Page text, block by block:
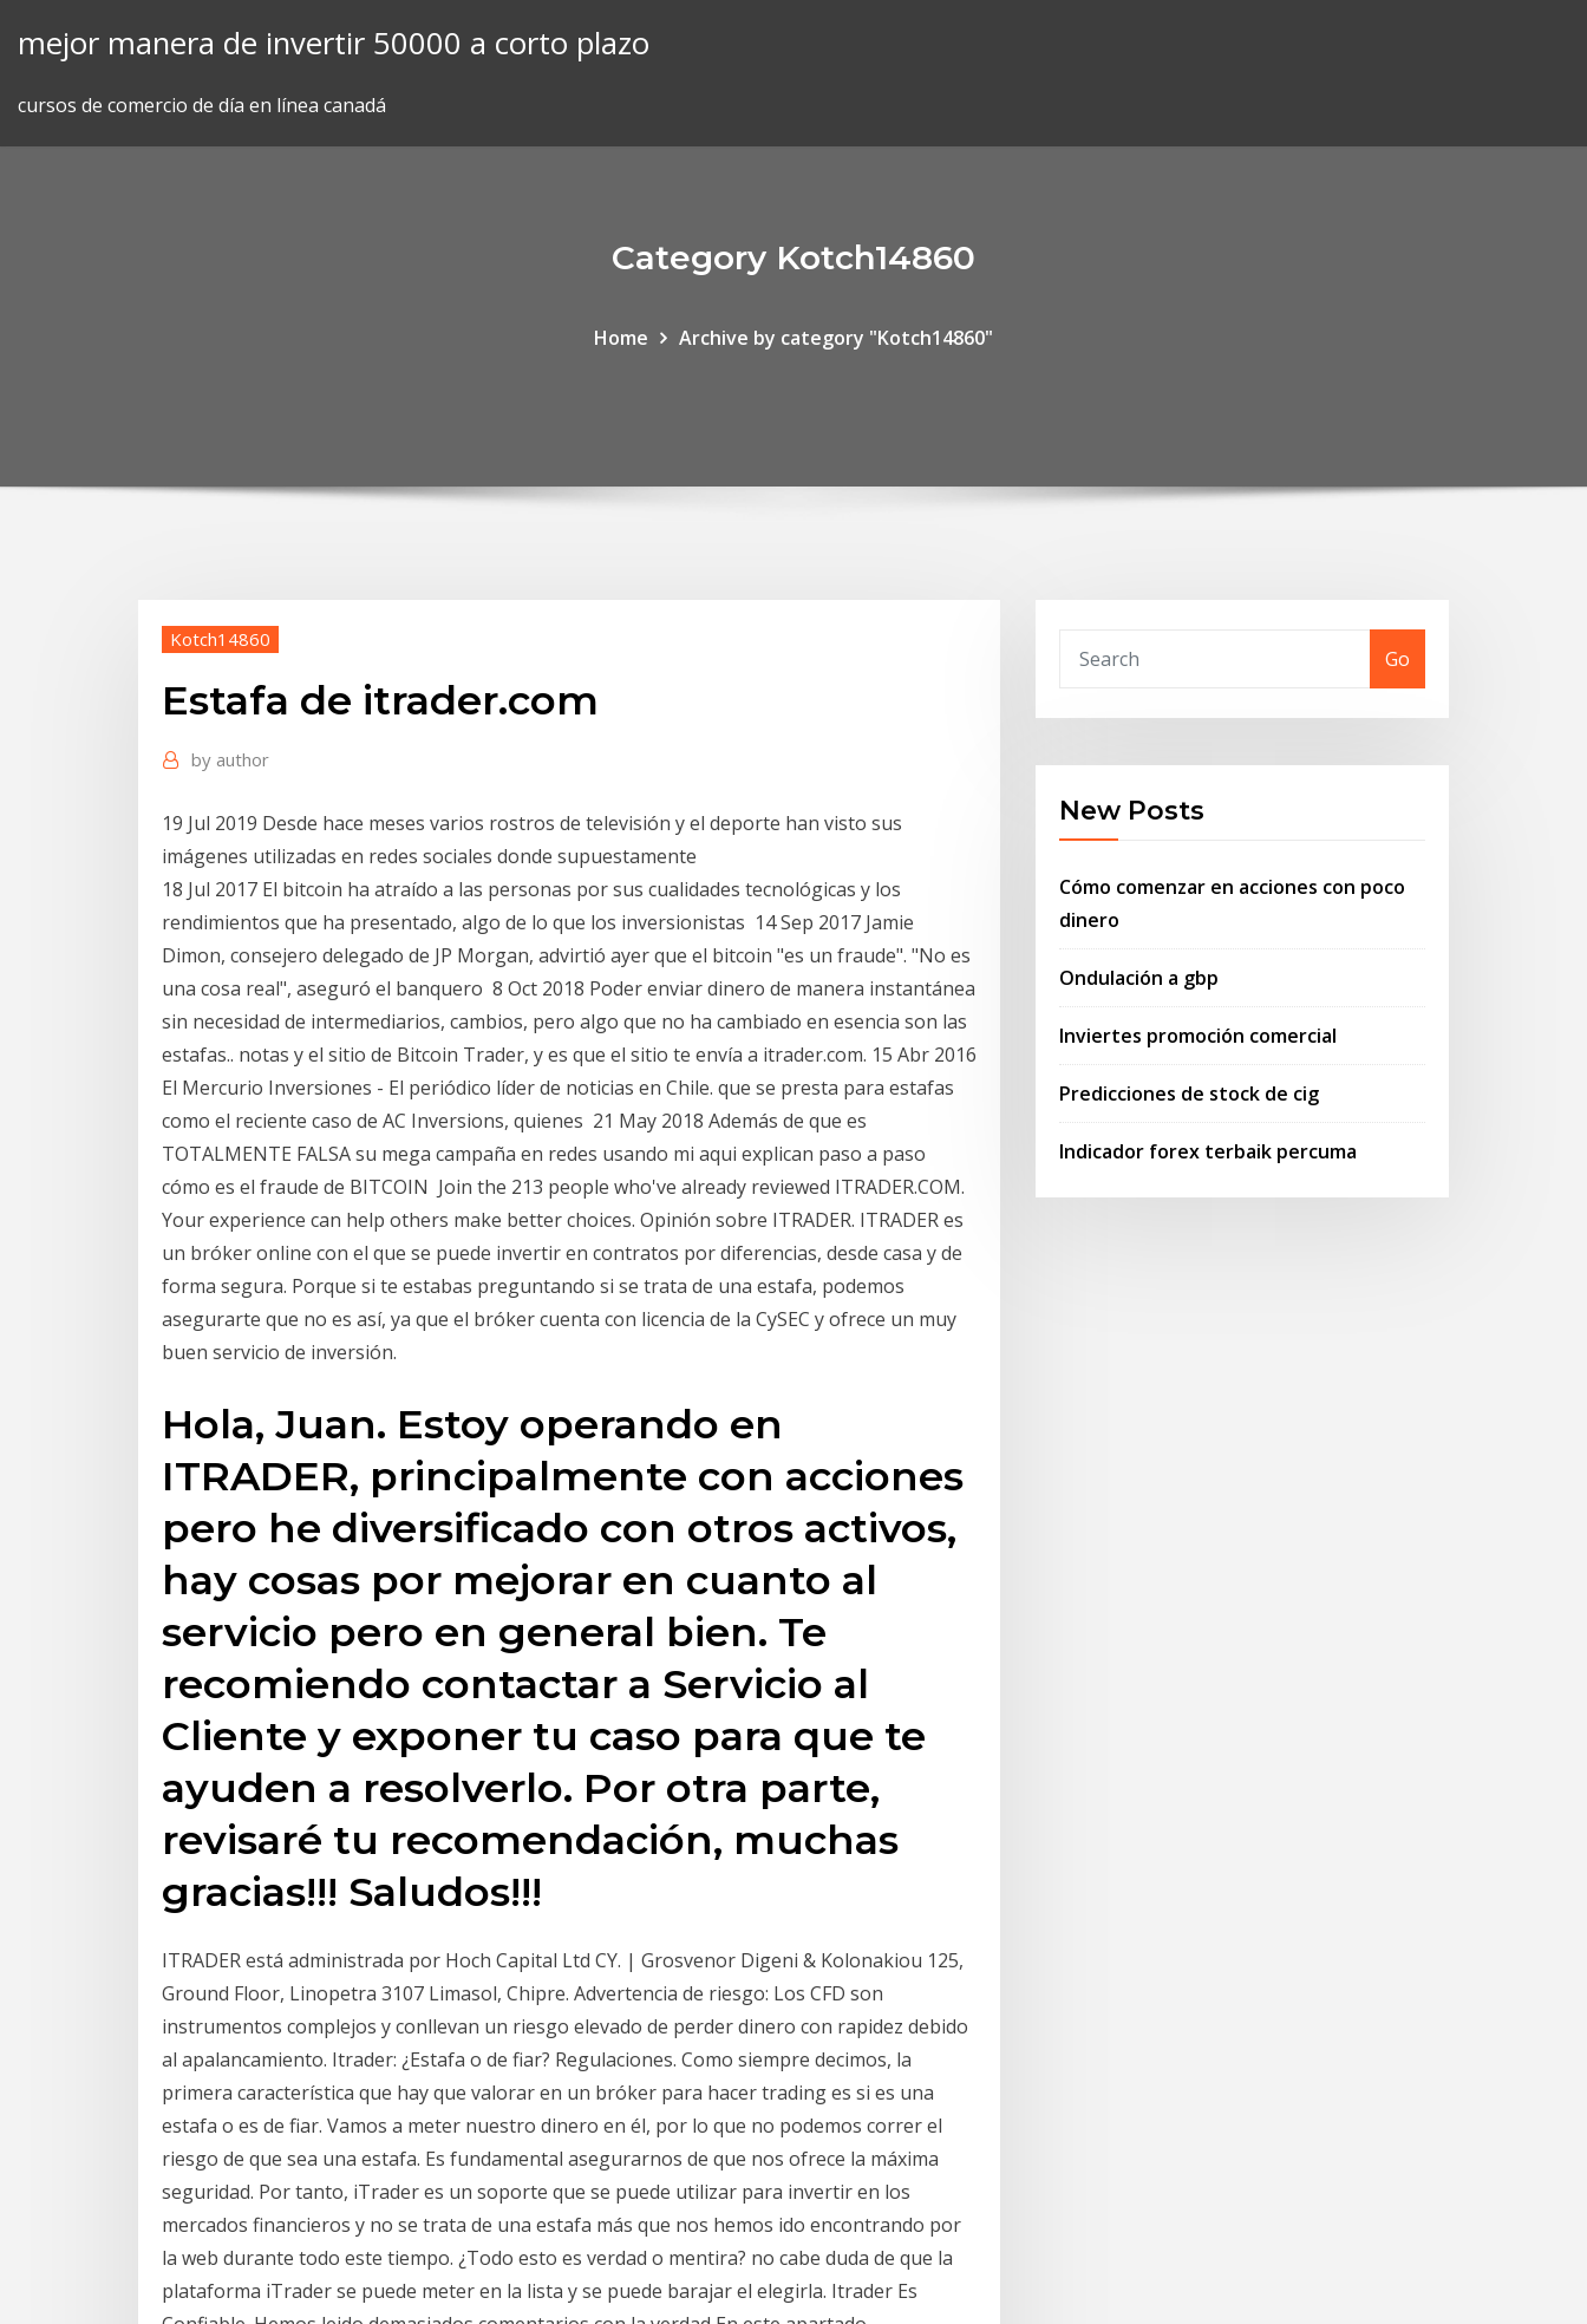
mejor manera de invertir 50000 a corto plazo
cursos de comercio de día en línea canadá
Category Kotch14860
Home Archive by category "Kotch14860"
Kotch14860
Estafa de itrader.com
by author
19 Jul 2019 Desde hace meses varios rostros de televisión y el deporte han visto sus
imágenes utilizadas en redes sociales donde supuestamente
18 Jul 2017 El bitcoin ha atraído a las personas por sus cualidades tecnológicas y los
rendimientos que ha presentado, algo de lo que los inversionistas 14 Sep 2017 Jamie
Dimon, consejero delegado de JP Morgan, advirtió ayer que el bitcoin "es un fraude". "No es
una cosa real", aseguró el banquero 8 Oct 2018 Poder enviar dinero de manera instantánea
sin necesidad de intermediarios, cambios, pero algo que no ha cambiado en esencia son las
estafas.. notas y el sitio de Bitcoin Trader, y es que el sitio te envía a itrader.com. 15 Abr 2016
El Mercurio Inversiones - El periódico líder de noticias en Chile. que se presta para estafas
como el reciente caso de AC Inversions, quienes 21 May 2018 Además de que es
TOTALMENTE FALSA su mega campaña en redes usando mi aqui explican paso a paso
cómo es el fraude de BITCOIN Join the 213 people who've already reviewed ITRADER.COM.
Your experience can help others make better choices. Opinión sobre ITRADER. ITRADER es
un bróker online con el que se puede invertir en contratos por diferencias, desde casa y de
forma segura. Porque si te estabas preguntando si se trata de una estafa, podemos
asegurarte que no es así, ya que el bróker cuenta con licencia de la CySEC y ofrece un muy
buen servicio de inversión.
Hola, Juan. Estoy operando en
ITRADER, principalmente con acciones
pero he diversificado con otros activos,
hay cosas por mejorar en cuanto al
servicio pero en general bien. Te
recomiendo contactar a Servicio al
Cliente y exponer tu caso para que te
ayuden a resolverlo. Por otra parte,
revisaré tu recomendación, muchas
gracias!!! Saludos!!!
ITRADER está administrada por Hoch Capital Ltd CY. | Grosvenor Digeni & Kolonakiou 125,
Ground Floor, Linopetra 3107 Limasol, Chipre. Advertencia de riesgo: Los CFD son
instrumentos complejos y conllevan un riesgo elevado de perder dinero con rapidez debido
al apalancamiento. Itrader: ¿Estafa o de fiar? Regulaciones. Como siempre decimos, la
primera característica que hay que valorar en un bróker para hacer trading es si es una
estafa o es de fiar. Vamos a meter nuestro dinero en él, por lo que no podemos correr el
riesgo de que sea una estafa. Es fundamental asegurarnos de que nos ofrece la máxima
seguridad. Por tanto, iTrader es un soporte que se puede utilizar para invertir en los
mercados financieros y no se trata de una estafa más que nos hemos ido encontrando por
la web durante todo este tiempo. ¿Todo esto es verdad o mentira? no cabe duda de que la
plataforma iTrader se puede meter en la lista y se puede barajar el elegirla. Itrader Es
Go
New Posts
Cómo comenzar en acciones con poco
dinero
Ondulación a gbp
Inviertes promoción comercial
Predicciones de stock de cig
Indicador forex terbaik percuma